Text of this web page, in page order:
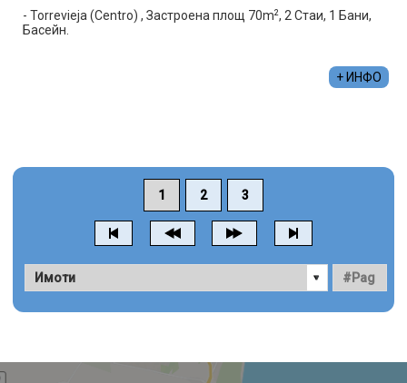
- Torrevieja (Centro) , Застроена площ 70m2, 2 Стаи, 1 Бани,
Басейн.
+ ИНФО
1 2 3